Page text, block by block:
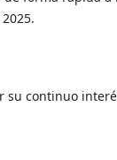
su continuo